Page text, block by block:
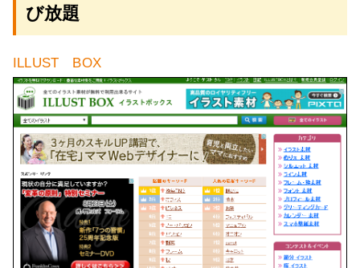
び放題
ILLUST BOX